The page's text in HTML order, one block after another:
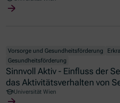
Vorsorge und Gesundheitsförderung
Gesundheitsförderung
Sinnvoll Aktiv - Einfluss der
das Aktivitätsverhalten von
Universität Wien